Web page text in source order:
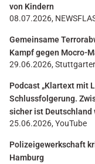
von Kindern
08.07.2026,
Gemeinsame
Kampf gegen Mocro-
29.06.2026,
Podcast „Klartext mit
Schlussfolgerung.
sicher ist Deutschland
25.06.2026, YouTube
Polizeigewerkschaft
Hamburg